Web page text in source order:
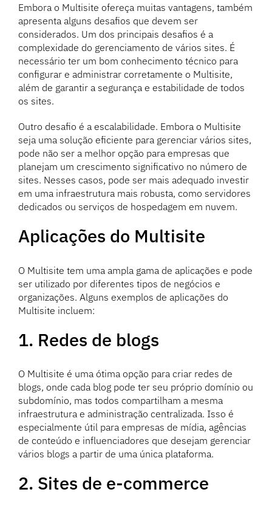
Embora o Multisite ofereça muitas vantagens, também
apresenta alguns desafios que devem ser
considerados. Um dos principais desafios é a
complexidade do gerenciamento de vários sites. É
necessário ter um bom conhecimento técnico para
configurar e administrar corretamente o Multisite,
além de garantir a segurança e estabilidade de todos
os sites.
Outro desafio é a escalabilidade. Embora o Multisite
seja uma solução eficiente para gerenciar vários sites,
pode não ser a melhor opção para empresas que
planejam um crescimento significativo no número de
sites. Nesses casos, pode ser mais adequado investir
em uma infraestrutura mais robusta, como servidores
dedicados ou serviços de hospedagem em nuvem.
Aplicações do Multisite
O Multisite tem uma ampla gama de aplicações e pode
ser utilizado por diferentes tipos de negócios e
organizações. Alguns exemplos de aplicações do
Multisite incluem:
1. Redes de blogs
O Multisite é uma ótima opção para criar redes de
blogs, onde cada blog pode ter seu próprio domínio ou
subdomínio, mas todos compartilham a mesma
infraestrutura e administração centralizada. Isso é
especialmente útil para empresas de mídia, agências
de conteúdo e influenciadores que desejam gerenciar
vários blogs a partir de uma única plataforma.
2. Sites de e-commerce